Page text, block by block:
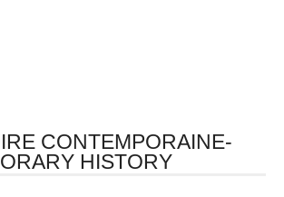
CONTEMPORAINE-
HISTORY